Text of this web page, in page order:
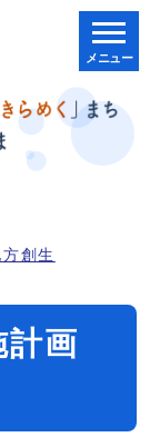
メニュー
創生
計画